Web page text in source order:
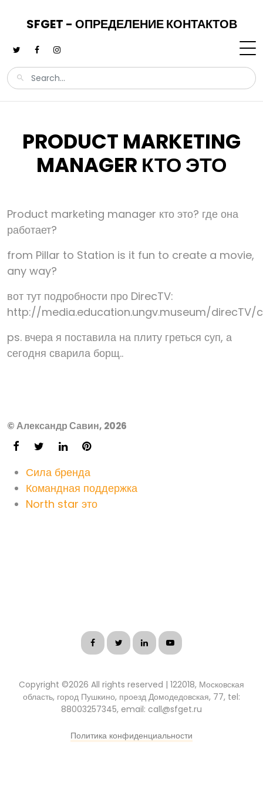
SFGET - ОПРЕДЕЛЕНИЕ КОНТАКТОВ
PRODUCT MARKETING
MANAGER КТО ЭТО
Product marketing manager кто это? где она
работает?
from Pillar to Station is it fun to create a movie,
any way?
вот тут подробности про DirecTV:
http://media.education.ungv.museum/
ps. вчера я поставила на плиту греться суп, а
сегодня сварила борщ..
© Александр Савин, 2026
Сила бренда
Командная поддержка
North star это
Copyright ©2026 All rights reserved | 122018, Московская
область, город Пушкино, проезд Домодедовская, 77, tel:
88003257345, email: call@sfget.ru
Политика конфиденциальности